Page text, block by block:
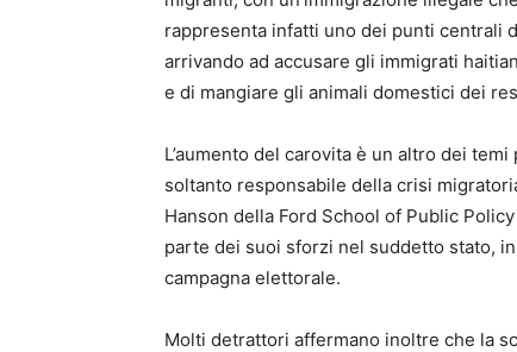
rappresenta infatti uno dei punti centrali
arrivando ad accusare gli immigrati
e di mangiare gli animali domestici dei
L’aumento del carovita è un altro dei
soltanto responsabile della crisi
Hanson della Ford School of Public
parte dei suoi sforzi nel suddetto stato,
campagna elettorale.
Molti detrattori affermano inoltre che la